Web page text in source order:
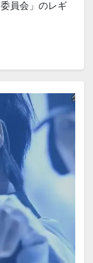
員会」のレギ